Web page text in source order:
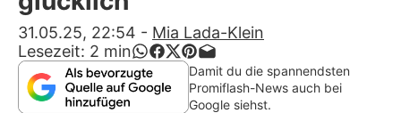
Lifestyle
Familie & Liebe
Promiflash Exklusiv
31.05.25, 22:54 - Mia Lada-Klein
Lesezeit: 2 min
Damit du die spannendsten
Promiflash-News auch bei
Google siehst.